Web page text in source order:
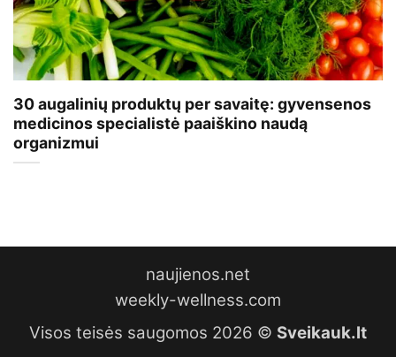
30 augalinių produktų per savaitę: gyvensenos
medicinos specialistė paaiškino naudą
organizmui
naujienos.net
weekly-wellness.com
Visos teisės saugomos 2026 © Sveikauk.lt